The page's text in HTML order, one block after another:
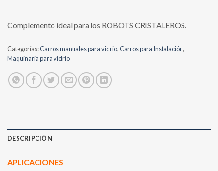
Complemento ideal para los ROBOTS CRISTALEROS.
Categorías:Carros manuales para vidrio,Carros para Instalación,
Maquinaria para vidrio
DESCRIPCIÓN
APLICACIONES